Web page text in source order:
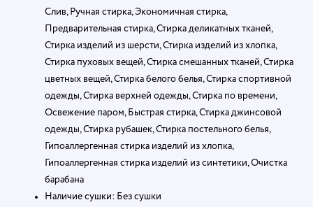
Слив, Ручная стирка, Экономичная стирка,
Предварительная стирка, Стирка деликатных тканей,
Стирка изделий из шерсти, Стирка изделий из хлопка,
Стирка пуховых вещей, Стирка смешанных тканей, Стирка
цветных вещей, Стирка белого белья, Стирка спортивной
одежды, Стирка верхней одежды, Стирка по времени,
Освежение паром, Быстрая стирка, Стирка джинсовой
одежды, Стирка рубашек, Стирка постельного белья,
Гипоаллергенная стирка изделий из хлопка,
Гипоаллергенная стирка изделий из синтетики, Очистка
барабана
Наличие сушки: Без сушки